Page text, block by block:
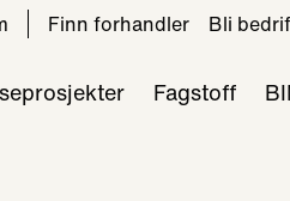
Finn forhandler Bli
Fagstoff